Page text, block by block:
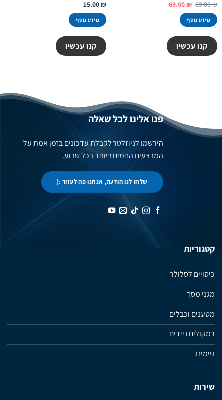
89.00₪ המחיר
היה:
89.00 ₪.
69.00₪ המחיר
מידע נוסף
קנו עכשיו
15.00₪
מידע נוסף
קנו עכשיו
פנו אלינו לכל שאלה
הירשמו לניוזלטר לקבלת עדכונים בזמן אמת על
המבצעים החמים ביותר בכל שבוע.
שלחו לנו הודעה, אנחנו פה לעזור :)
קטגוריות
כיסויים לסלולר
מגני מסך
מטענים וכבלים
רמקולים ניידים
גיימינג
שירות